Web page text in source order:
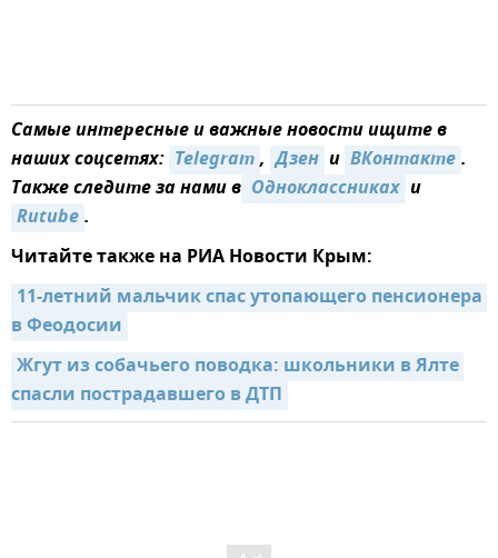
Самые интересные и важные новости ищите в
наших соцсетях: Telegram, Дзен и ВКонтакте.
Также следите за нами в Одноклассниках и
Rutube.
Читайте также на РИА Новости Крым:
11-летний мальчик спас утопающего пенсионера
в Феодосии
Жгут из собачьего поводка: школьники в Ялте
спасли пострадавшего в ДТП